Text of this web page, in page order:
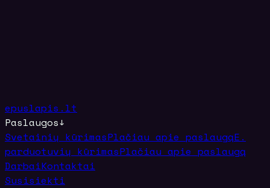
epuslapis.lt
Paslaugos↓
Svetainių kūrimasPlačiau apie paslaugąE.
parduotuvių kūrimasPlačiau apie paslaugą
DarbaiKontaktai
Susisiekti